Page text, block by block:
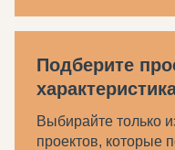
Подберите
Выбирайте только
проектов, которые